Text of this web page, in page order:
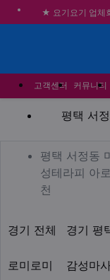
★ 요기요기 업체
★요기요기 설 연
고객센터 커뮤니티
평택
평택 서
업체 정보
평택
평택 서정동
성테라피 아
천
경기 전체 경기 평
지역1
로미로미 감성마
테마